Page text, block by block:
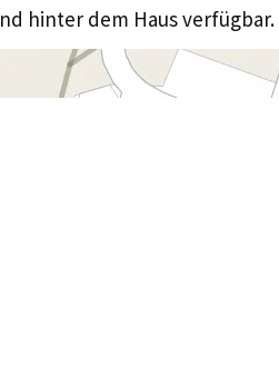
hinter dem Haus verfügbar.